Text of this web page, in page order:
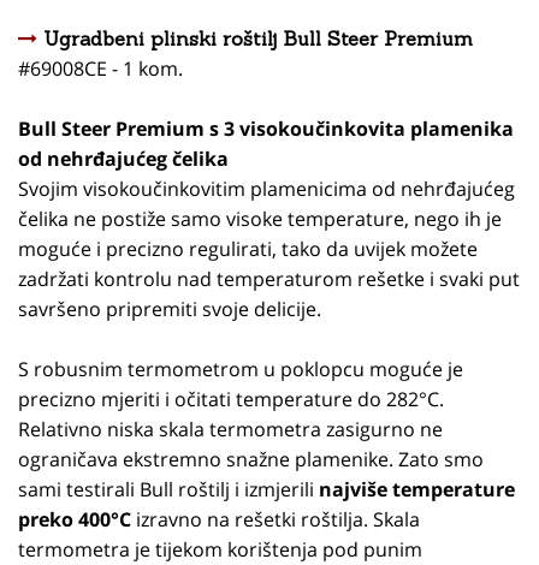
Ugradbeni plinski roštilj Bull Steer Premium
#69008CE - 1 kom.
Bull Steer Premium s 3 visokoučinkovita plamenika
od nehrđajućeg čelika
Svojim visokoučinkovitim plamenicima od nehrđajućeg
čelika ne postiže samo visoke temperature, nego ih je
moguće i precizno regulirati, tako da uvijek možete
zadržati kontrolu nad temperaturom rešetke i svaki put
savršeno pripremiti svoje delicije.
S robusnim termometrom u poklopcu moguće je
precizno mjeriti i očitati temperature do 282°C.
Relativno niska skala termometra zasigurno ne
ograničava ekstremno snažne plamenike. Zato smo
sami testirali Bull roštilj i izmjerili najviše temperature
preko 400°C izravno na rešetki roštilja. Skala
termometra je tijekom korištenja pod punim